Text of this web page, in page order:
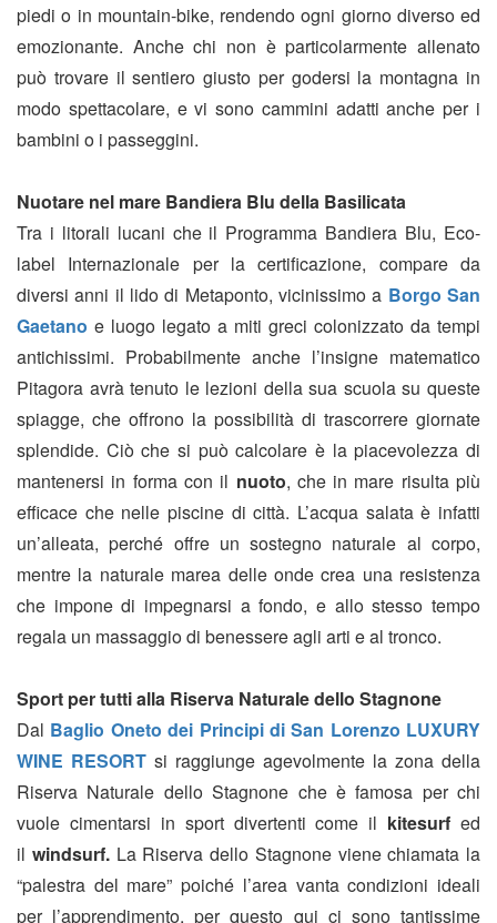
piedi o in mountain-bike, rendendo ogni giorno diverso ed
emozionante. Anche chi non è particolarmente allenato
può trovare il sentiero giusto per godersi la montagna in
modo spettacolare, e vi sono cammini adatti anche per i
bambini o i passeggini.
Nuotare nel mare Bandiera Blu della Basilicata
Tra i litorali lucani che il Programma Bandiera Blu, Eco-
label Internazionale per la certificazione, compare da
diversi anni il lido di Metaponto, vicinissimo a Borgo San
Gaetano e luogo legato a miti greci colonizzato da tempi
antichissimi. Probabilmente anche l’insigne matematico
Pitagora avrà tenuto le lezioni della sua scuola su queste
spiagge, che offrono la possibilità di trascorrere giornate
splendide. Ciò che si può calcolare è la piacevolezza di
mantenersi in forma con il nuoto, che in mare risulta più
efficace che nelle piscine di città. L’acqua salata è infatti
un’alleata, perché offre un sostegno naturale al corpo,
mentre la naturale marea delle onde crea una resistenza
che impone di impegnarsi a fondo, e allo stesso tempo
regala un massaggio di benessere agli arti e al tronco.
Sport per tutti alla Riserva Naturale dello Stagnone
Dal Baglio Oneto dei Principi di San Lorenzo LUXURY
WINE RESORT si raggiunge agevolmente la zona della
Riserva Naturale dello Stagnone che è famosa per chi
vuole cimentarsi in sport divertenti come il kitesurf ed
il windsurf. La Riserva dello Stagnone viene chiamata la
“palestra del mare” poiché l’area vanta condizioni ideali
per l’apprendimento, per questo qui ci sono tantissime